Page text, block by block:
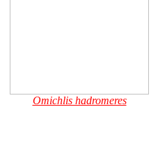
Omichlis hadromeres